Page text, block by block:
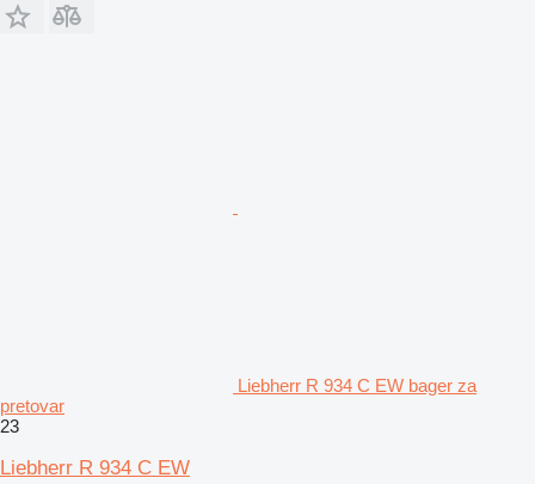
Liebherr R 934 C EW bager za
pretovar
23
Liebherr R 934 C EW